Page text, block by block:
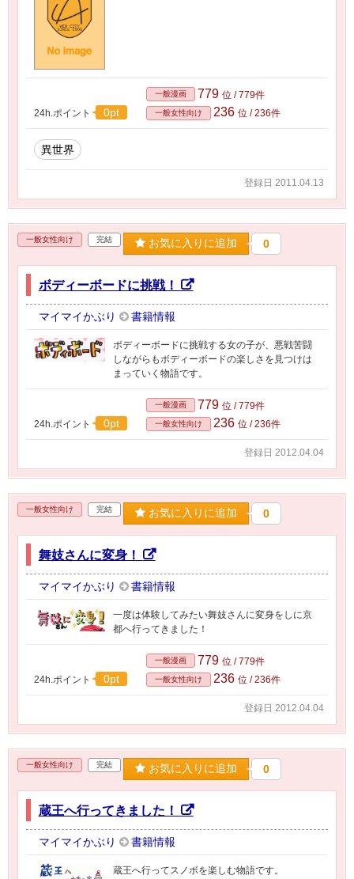
24h.ポイント 0pt
一般漫画 779 位 / 779件
一般女性向け 236 位 / 236件
異世界
登録日 2011.04.13
一般女性向け 完結 お気に入りに追加 0
ボディーボードに挑戦！
マイマイかぶり 書籍情報
ボディーボードに挑戦する女の子が、悪戦苦闘
しながらもボディーボードの楽しさを見つけは
まっていく物語です。
24h.ポイント 0pt
一般漫画 779 位 / 779件
一般女性向け 236 位 / 236件
登録日 2012.04.04
一般女性向け 完結 お気に入りに追加 0
舞妓さんに変身！
マイマイかぶり 書籍情報
一度は体験してみたい舞妓さんに変身をしに京
都へ行ってきました！
24h.ポイント 0pt
一般漫画 779 位 / 779件
一般女性向け 236 位 / 236件
登録日 2012.04.04
一般女性向け 完結 お気に入りに追加 0
蔵王へ行ってきました！
マイマイかぶり 書籍情報
蔵王へ行ってスノボを楽しむ物語です。